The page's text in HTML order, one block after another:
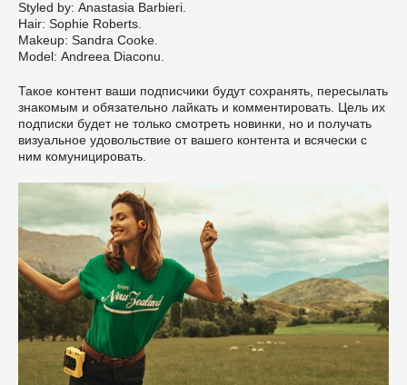
Styled by: Anastasia Barbieri.
Hair: Sophie Roberts.
Makeup: Sandra Cooke.
Model: Andreea Diaconu.
Такое контент ваши подписчики будут сохранять, пересылать
знакомым и обязательно лайкать и комментировать. Цель их
подписки будет не только смотреть новинки, но и получать
визуальное удовольствие от вашего контента и всячески с
ним комуницировать.